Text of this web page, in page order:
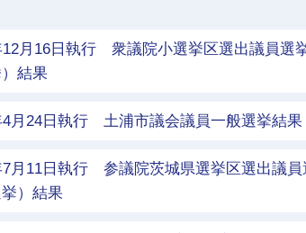
12月16日執行 衆議院小選挙区選出議員選
結果
4月24日執行 土浦市議会議員一般選挙結果
7月11日執行 参議院茨城県選挙区選出議員
）結果